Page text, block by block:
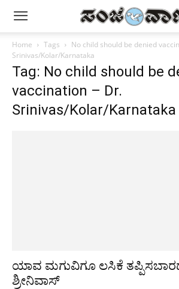
Home Tags
No child should be denied
Srinivas/Kolar/Karnataka
Tag: No child should be
vaccination – Dr.
Srinivas/Kolar/Karnataka
ಯಾವ ಮಗುವಿಗೂ ಲಸಿಕೆ
ಶ್ರೀನಿವಾಸ್